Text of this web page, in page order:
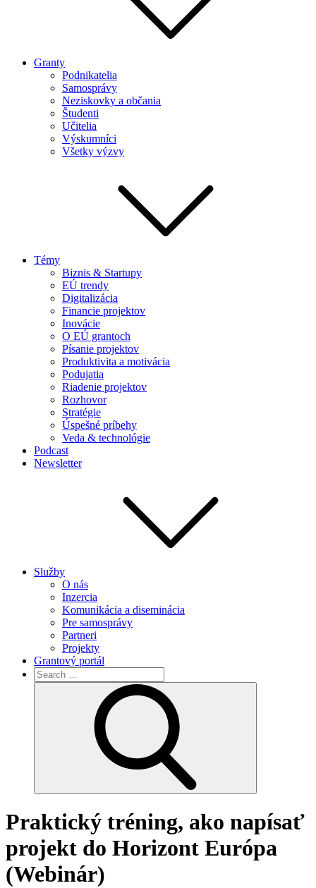
Granty
Podnikatelia
Samosprávy
Neziskovky a občania
Študenti
Učitelia
Výskumníci
Všetky výzvy
Témy
Biznis & Startupy
EÚ trendy
Digitalizácia
Financie projektov
Inovácie
O EÚ grantoch
Písanie projektov
Produktivita a motivácia
Podujatia
Riadenie projektov
Rozhovor
Stratégie
Úspešné príbehy
Veda & technológie
Podcast
Newsletter
Služby
O nás
Inzercia
Komunikácia a diseminácia
Pre samosprávy
Partneri
Projekty
Grantový portál
Search
for:
Praktický tréning, ako napísať
projekt do Horizont Európa
(Webinár)